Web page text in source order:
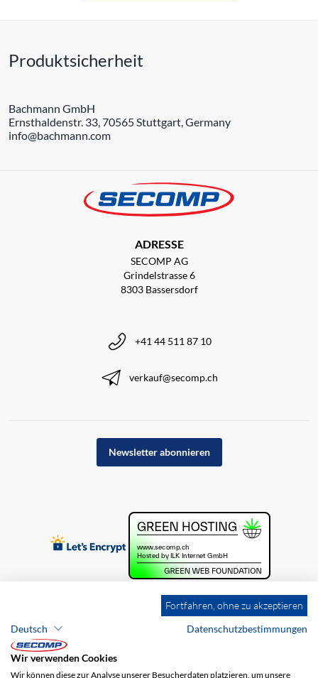
Produktsicherheit
Bachmann GmbH
Ernsthaldenstr. 33, 70565 Stuttgart, Germany
info@bachmann.com
ADRESSE
SECOMP AG
Grindelstrasse 6
8303 Bassersdorf
+41 44 511 87 10
verkauf@secomp.ch
Newsletter abonnieren
Fortfahren, ohne zu akzeptieren
Deutsch
Datenschutzbestimmungen
Wir verwenden Cookies
Wir können diese zur Analyse unserer Besucherdaten platzieren, um unsere